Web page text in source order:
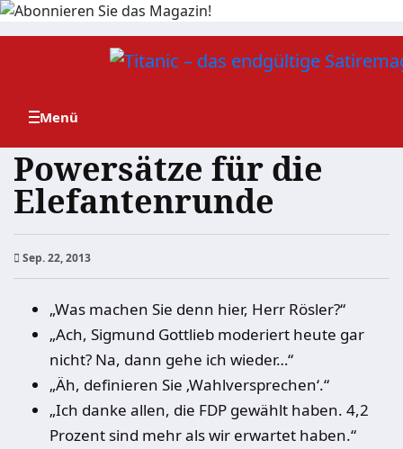
Zum
Powersätze für die
Elefantenrunde
Sep. 22, 2013
„Was machen Sie denn hier, Herr Rösler?“
„Ach, Sigmund Gottlieb moderiert heute gar
nicht? Na, dann gehe ich wieder…“
„Äh, definieren Sie ‚Wahlversprechen‘.“
„Ich danke allen, die FDP gewählt haben. 4,2
Prozent sind mehr als wir erwartet haben.“